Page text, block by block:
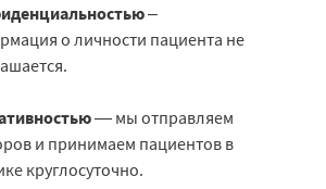
–
о личности пациента не
— мы отправляем
и принимаем пациентов в
круглосуточно.